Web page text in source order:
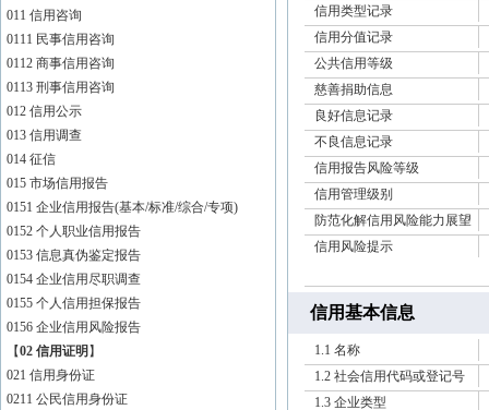
011 信用咨询
0111 民事信用咨询
0112 商事信用咨询
0113 刑事信用咨询
012 信用公示
013 信用调查
014 征信
015 市场信用报告
0151 企业信用报告(基本/标准/综合/专项)
0152 个人职业信用报告
0153 信息真伪鉴定报告
0154 企业信用尽职调查
0155 个人信用担保报告
0156 企业信用风险报告
【02 信用证明 】
021 信用身份证
0211 公民信用身份证
信用类型记录
信用分值记录
公共信用等级
慈善捐助信息
良好信息记录
不良信息记录
信用报告风险等级
信用管理级别
防范化解信用风险能力展望
信用风险提示
信用基本信息
1.1 名称
1.2 社会信用代码或登记号
1.3 企业类型